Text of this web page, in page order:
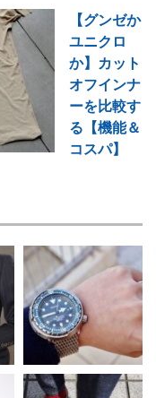
【グンゼか
ユニクロ
か】カット
オフインナ
ーを比較す
る【機能＆
コスパ】